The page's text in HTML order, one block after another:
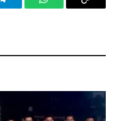
TelegramWhatsAppCopy